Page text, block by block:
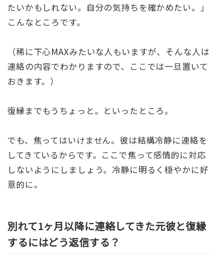
たいかもしれない。自分の気持ちを確かめたい。」
こんなところです。
（稀に下心MAXみたいな人もいますが、そんな人は
連絡の内容でわかりますので、ここでは一旦置いて
おきます。）
復縁までもうちょっと。といったところ。
でも、焦ってはいけません。彼は結構冷静に連絡を
してきているからです。ここで焦って感情的に対応
しないようにしましょう。冷静に明るく穏やかに好
意的に。
別れて1ヶ月以降に連絡してきた元彼と復縁
するにはどう返信する？